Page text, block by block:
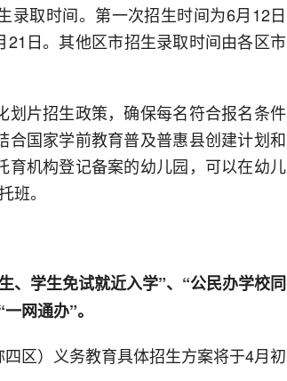
录取时间。第一次招生时间为6月12日
日。其他区市招生录取时间由各区市
划片招生政策，确保每名符合报名条件
国家学前教育普及普惠县创建计划和
育机构登记备案的幼儿园，可以在幼儿
班。
、学生免试就近入学”、“公民办学校同
网通办”。
区）义务教育具体招生方案将于4月初